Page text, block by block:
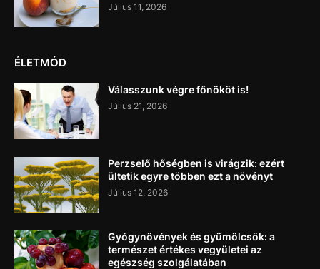
Július 11, 2026
ÉLETMÓD
Válasszunk végre főnököt is!
Július 21, 2026
Perzselő hőségben is virágzik: ezért
ültetik egyre többen ezt a növényt
Július 12, 2026
Gyógynövények és gyümölcsök: a
természet értékes vegyületei az
egészség szolgálatában